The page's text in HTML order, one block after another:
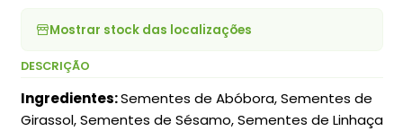
Mostrar stock das localizações
DESCRIÇÃO
Ingredientes:Sementes de Abóbora, Sementes de
Girassol, Sementes de Sésamo, Sementes de Linhaça